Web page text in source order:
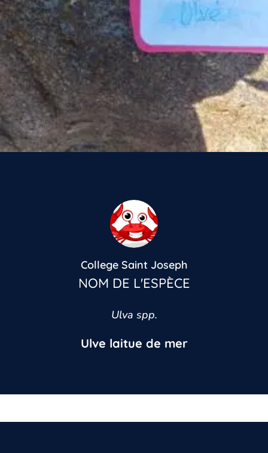
College Saint Joseph
NOM DE L'ESPÈCE
Ulva spp.
Ulve laitue de mer
Inscrivez-vous dès maintenant